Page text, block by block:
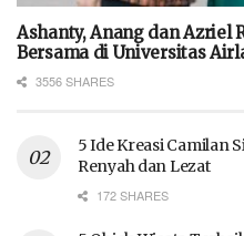
Ashanty, Anang dan Azriel
Bersama di Universitas
3556 SHARES
5 Ide Kreasi Camilan
Renyah dan Lezat
172 SHARES